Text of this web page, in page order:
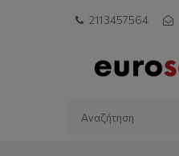
211 3457564